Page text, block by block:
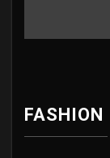
FASHION